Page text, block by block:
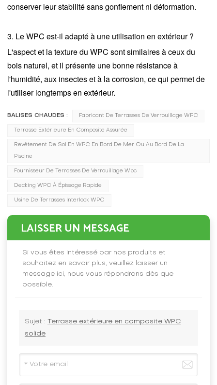
conserver leur stabilité sans gonflement ni déformation.
3. Le WPC est-il adapté à une utilisation en extérieur ?
L'aspect et la texture du WPC sont similaires à ceux du
bois naturel, et il présente une bonne résistance à
l'humidité, aux insectes et à la corrosion, ce qui permet de
l'utiliser longtemps en extérieur.
BALISES CHAUDES : Fabricant De Terrasses De Verrouillage WPC
Terrasse Extérieure En Composite Assurée
Revêtement De Sol En WPC En Bord De Mer Ou Au Bord De La
Piscine
Fournisseur De Terrasses De Verrouillage Wpc
Decking WPC À Épissage Rapide
Usine De Terrasses Interlock WPC
LAISSER UN MESSAGE
Si vous êtes intéressé par nos produits et
souhaitez en savoir plus, veuillez laisser un
message ici, nous vous répondrons dès que
possible.
Sujet :
Terrasse extérieure en composite WPC
solide